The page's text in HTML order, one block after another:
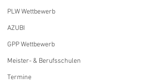
PLW Wettbewerb
AZUBI
GPP Wettbewerb
Meister- & Berufsschulen
Termine